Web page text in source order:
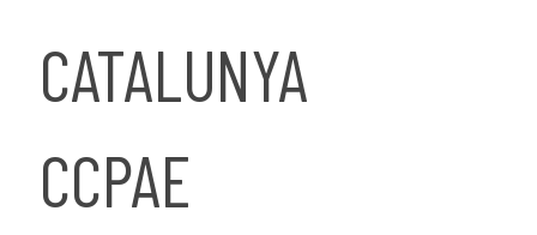
CATALUNYA
CCPAE